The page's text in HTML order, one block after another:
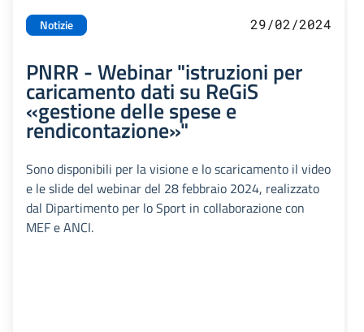
Notizie 29/02/2024
PNRR - Webinar "istruzioni per
caricamento dati su ReGiS
«gestione delle spese e
rendicontazione»"
Sono disponibili per la visione e lo scaricamento il video
e le slide del webinar del 28 febbraio 2024, realizzato
dal Dipartimento per lo Sport in collaborazione con
MEF e ANCI.